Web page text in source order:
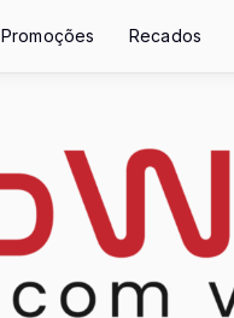
Promoções Recados